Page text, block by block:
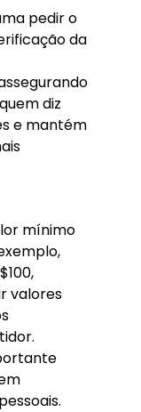
pedir o
da
diz
e mantém
mínimo
valores